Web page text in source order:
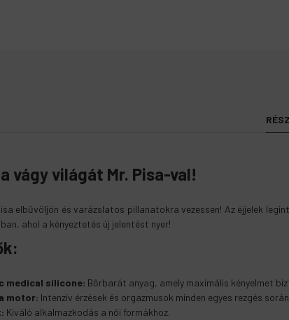
vágy világát Mr. Pisa-val!
elbűvöljön és varázslatos pillanatokra vezessen! Az éjjelek
ahol a kényeztetés új jelentést nyer!
medical silicone: Bőrbarát anyag, amely maximális kényelmet
motor: Intenzív érzések és orgazmusok minden egyes rezgés
Kiváló alkalmazkodás a női formákhoz.
MIA